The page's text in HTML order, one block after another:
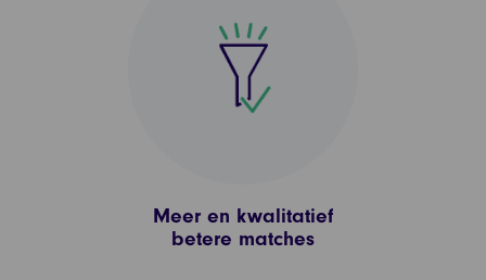
Meer en kwalitatief
betere matches